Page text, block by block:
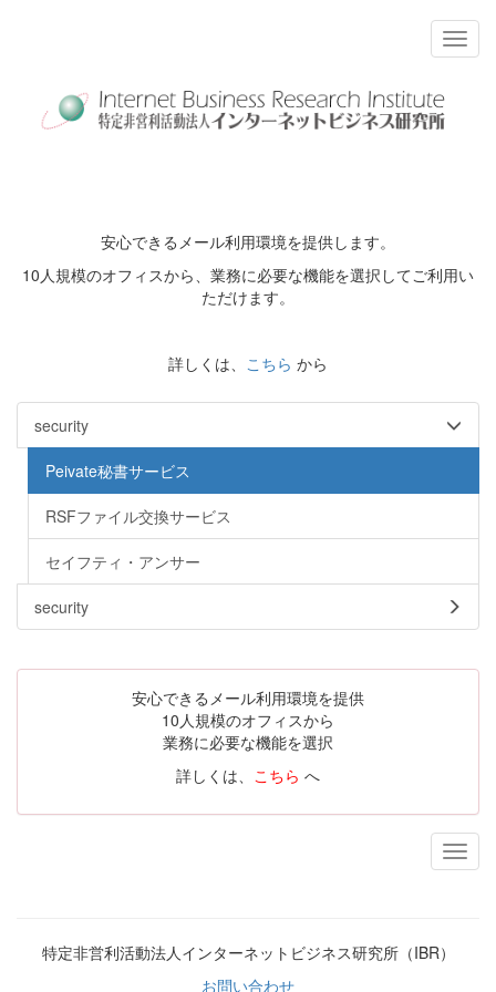
安心できるメール利用環境を提供します。
10人規模のオフィスから、業務に必要な機能を選択してご利用い
ただけます。
詳しくは、 こちら から
security
Peivate秘書サービス
RSFファイル交換サービス
セイフティ・アンサー
security
安心できるメール利用環境を提供
10人規模のオフィスから
業務に必要な機能を選択
詳しくは、 こちら へ
特定非営利活動法人インターネットビジネス研究所（IBR）
お問い合わせ